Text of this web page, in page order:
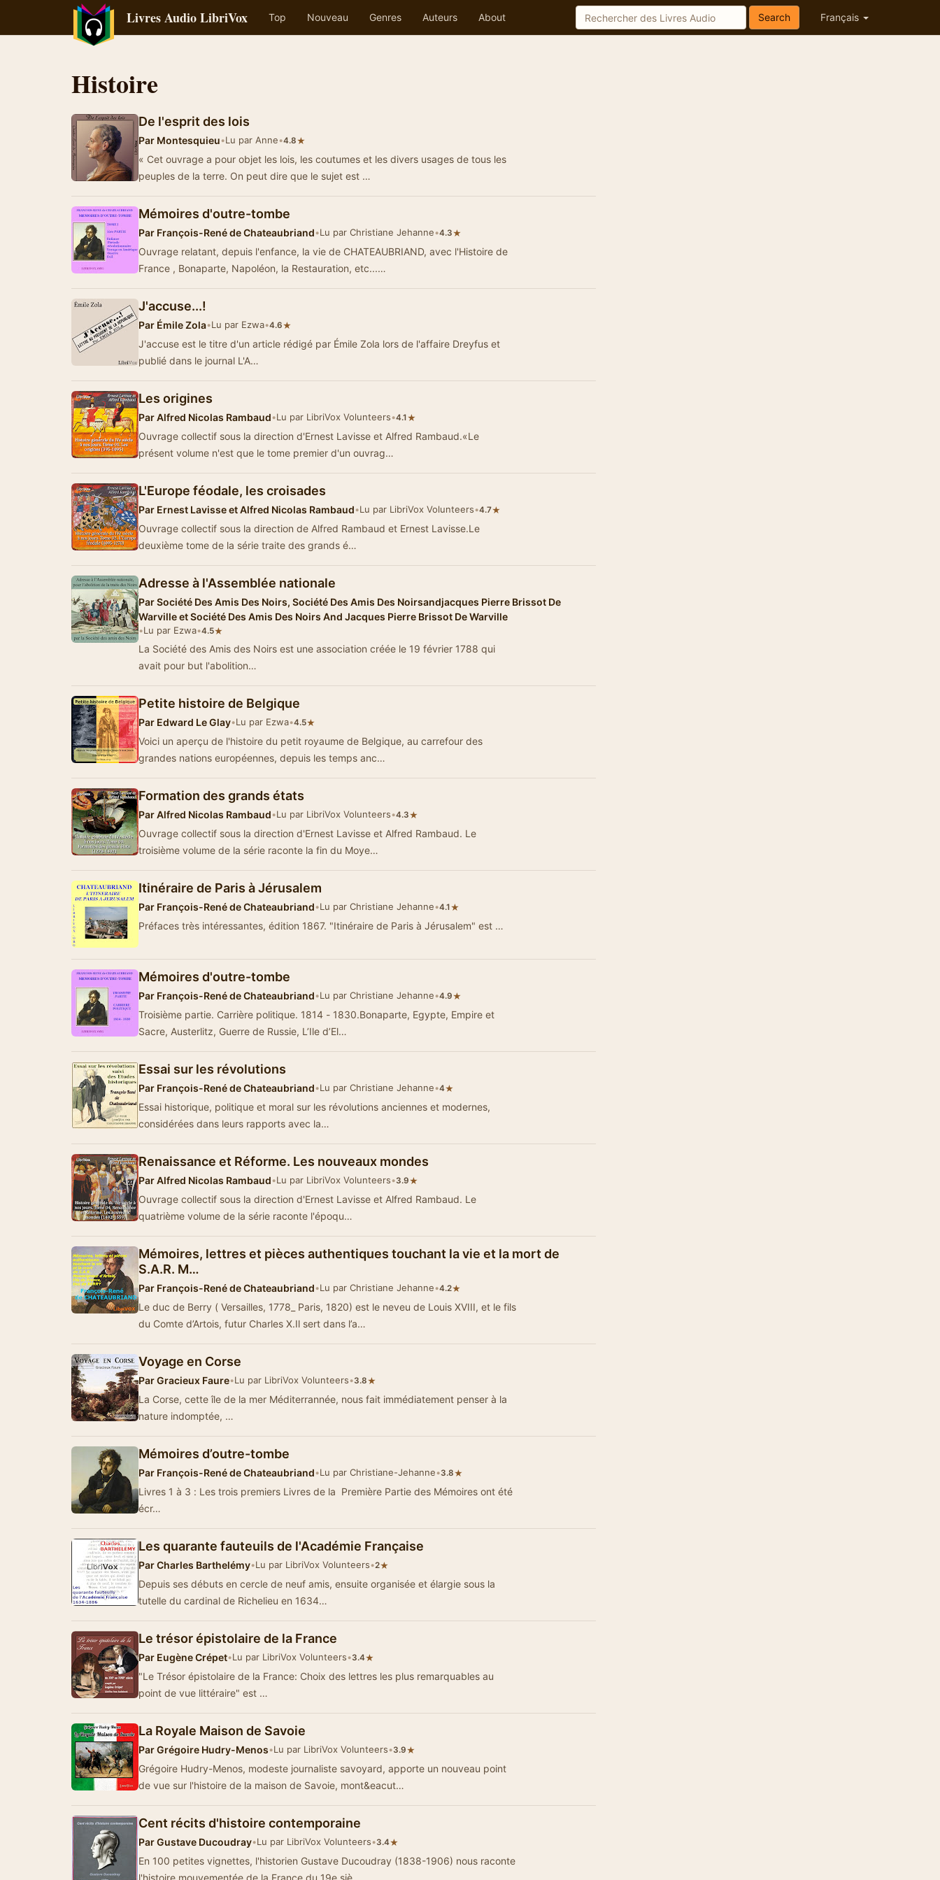
Livres Audio LibriVox Top Nouveau Genres Auteurs About Français
Search
Histoire
De l'esprit des lois
Par Montesquieu•Lu par Anne•4.8★
« Cet ouvrage a pour objet les lois, les coutumes et les divers usages de tous les
peuples de la terre. On peut dire que le sujet est …
Mémoires d'outre-tombe
Par François-René de Chateaubriand•Lu par Christiane Jehanne•4.3★
Ouvrage relatant, depuis l'enfance, la vie de CHATEAUBRIAND, avec l'Histoire de
France , Bonaparte, Napoléon, la Restauration, etc...…
J'accuse...!
Par Émile Zola•Lu par Ezwa•4.6★
J'accuse est le titre d'un article rédigé par Émile Zola lors de l'affaire Dreyfus et
publié dans le journal L'A…
Les origines
ParAlfred Nicolas Rambaud•Lu par LibriVox Volunteers•4.1 ★
Ouvrage collectif sous la direction d'Ernest Lavisse et Alfred Rambaud.«Le
présent volume n'est que le tome premier d'un ouvrag…
L'Europe féodale, les croisades
Par Ernest Lavisse et Alfred Nicolas Rambaud•Lu par LibriVox Volunteers•4.7★
Ouvrage collectif sous la direction de Alfred Rambaud et Ernest Lavisse.Le
deuxième tome de la série traite des grands é…
Adresse à l'Assemblée nationale
ParSociété Des Amis Des Noirs, Société Des Amis Des Noirsandjacques Pierre Brissot De
Warville et Société Des Amis Des Noirs And Jacques Pierre Brissot De Warville
•Lu par Ezwa•4.5★
La Société des Amis des Noirs est une association créée le 19 février 1788 qui
avait pour but l'abolition…
Petite histoire de Belgique
Par Edward Le Glay•Lu par Ezwa•4.5★
Voici un aperçu de l'histoire du petit royaume de Belgique, au carrefour des
grandes nations européennes, depuis les temps anc…
Formation des grands états
ParAlfred Nicolas Rambaud•Lu par LibriVox Volunteers•4.3★
Ouvrage collectif sous la direction d'Ernest Lavisse et Alfred Rambaud. Le
troisième volume de la série raconte la fin du Moye…
Itinéraire de Paris à Jérusalem
Par François-René de Chateaubriand•Lu par Christiane Jehanne•4.1 ★
Préfaces très intéressantes, édition 1867. "Itinéraire de Paris à Jérusalem" est …
Mémoires d'outre-tombe
Par François-René de Chateaubriand•Lu par Christiane Jehanne•4.9★
Troisième partie. Carrière politique. 1814 - 1830.Bonaparte, Egypte, Empire et
Sacre, Austerlitz, Guerre de Russie, L’Ile d’El…
Essai sur les révolutions
Par François-René de Chateaubriand•Lu par Christiane Jehanne•4★
Essai historique, politique et moral sur les révolutions anciennes et modernes,
considérées dans leurs rapports avec la…
Renaissance et Réforme. Les nouveaux mondes
ParAlfred Nicolas Rambaud•Lu par LibriVox Volunteers•3.9★
Ouvrage collectif sous la direction d'Ernest Lavisse et Alfred Rambaud. Le
quatrième volume de la série raconte l'époqu…
Mémoires, lettres et pièces authentiques touchant la vie et la mort de
S.A.R. M…
Par François-René de Chateaubriand•Lu par Christiane Jehanne•4.2★
Le duc de Berry ( Versailles, 1778_ Paris, 1820) est le neveu de Louis XVIII, et le fils
du Comte d’Artois, futur Charles X.Il sert dans l’a…
Voyage en Corse
ParGracieux Faure•Lu par LibriVox Volunteers•3.8★
La Corse, cette île de la mer Méditerrannée, nous fait immédiatement penser à la
nature indomptée, …
Mémoires d’outre-tombe
Par François-René de Chateaubriand•Lu par Christiane-Jehanne•3.8★
Livres 1 à 3 : Les trois premiers Livres de la Première Partie des Mémoires ont été
écr…
Les quarante fauteuils de l'Académie Française
ParCharles Barthelémy•Lu par LibriVox Volunteers•2★
Depuis ses débuts en cercle de neuf amis, ensuite organisée et élargie sous la
tutelle du cardinal de Richelieu en 1634…
Le trésor épistolaire de la France
Par Eugène Crépet•Lu par LibriVox Volunteers•3.4★
"Le Trésor épistolaire de la France: Choix des lettres les plus remarquables au
point de vue littéraire" est …
La Royale Maison de Savoie
ParGrégoire Hudry-Menos•Lu par LibriVox Volunteers•3.9★
Grégoire Hudry-Menos, modeste journaliste savoyard, apporte un nouveau point
de vue sur l'histoire de la maison de Savoie, mont&eacut…
Cent récits d'histoire contemporaine
ParGustave Ducoudray•Lu par LibriVox Volunteers•3.4★
En 100 petites vignettes, l'historien Gustave Ducoudray (1838-1906) nous raconte
l'histoire mouvementée de la France du 19e siè…